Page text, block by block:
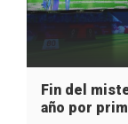
Fin del
año por